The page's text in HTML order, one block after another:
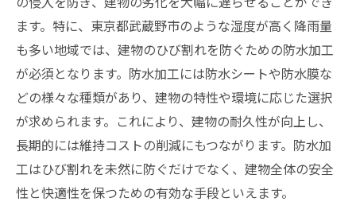
ます。特に、東京都武蔵野市のような湿度が高く降雨量
も多い地域では、建物のひび割れを防ぐための防水加工
が必須となります。防水加工には防水シートや防水膜な
どの様々な種類があり、建物の特性や環境に応じた選択
が求められます。これにより、建物の耐久性が向上し、
長期的には維持コストの削減にもつながります。防水加
工はひび割れを未然に防ぐだけでなく、建物全体の安全
性と快適性を保つための有効な手段といえます。